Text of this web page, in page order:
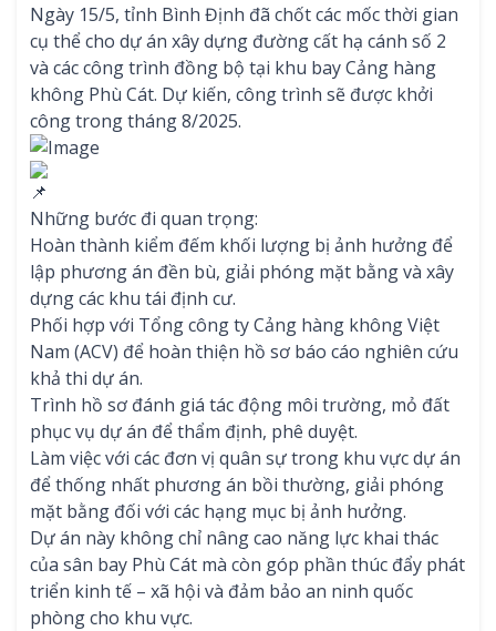
Ngày 15/5, tỉnh Bình Định đã chốt các mốc thời gian
cụ thể cho dự án xây dựng đường cất hạ cánh số 2
và các công trình đồng bộ tại khu bay Cảng hàng
không Phù Cát. Dự kiến, công trình sẽ được khởi
công trong tháng 8/2025.
Những bước đi quan trọng:
Hoàn thành kiểm đếm khối lượng bị ảnh hưởng để
lập phương án đền bù, giải phóng mặt bằng và xây
dựng các khu tái định cư.
Phối hợp với Tổng công ty Cảng hàng không Việt
Nam (ACV) để hoàn thiện hồ sơ báo cáo nghiên cứu
khả thi dự án.
Trình hồ sơ đánh giá tác động môi trường, mỏ đất
phục vụ dự án để thẩm định, phê duyệt.
Làm việc với các đơn vị quân sự trong khu vực dự án
để thống nhất phương án bồi thường, giải phóng
mặt bằng đối với các hạng mục bị ảnh hưởng.
Dự án này không chỉ nâng cao năng lực khai thác
của sân bay Phù Cát mà còn góp phần thúc đẩy phát
triển kinh tế – xã hội và đảm bảo an ninh quốc
phòng cho khu vực.